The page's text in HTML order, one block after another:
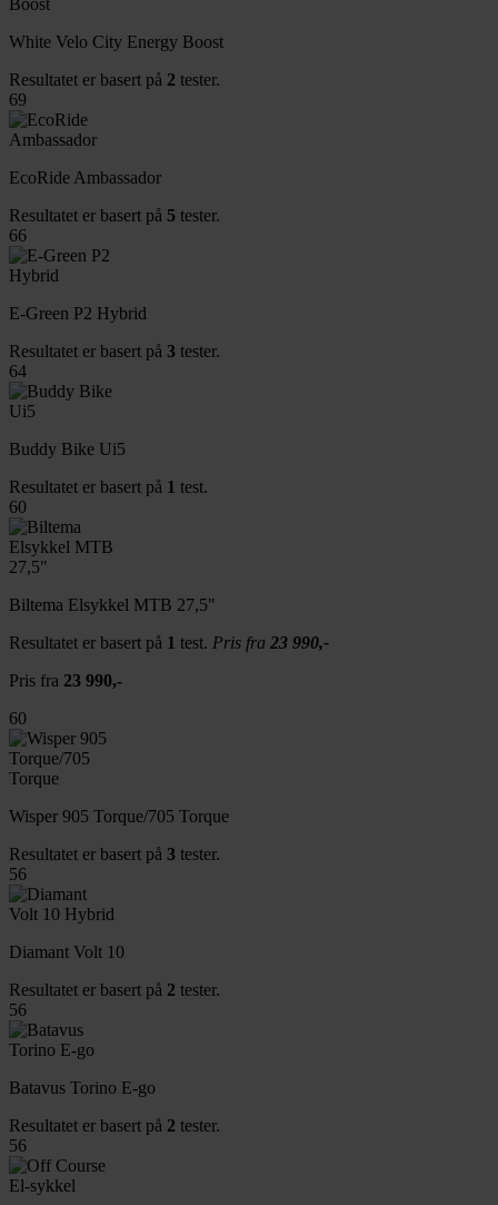
White Velo City Energy Boost
Resultatet er basert på 2 tester.
69
EcoRide Ambassador
Resultatet er basert på 5 tester.
66
E-Green P2 Hybrid
Resultatet er basert på 3 tester.
64
Buddy Bike Ui5
Resultatet er basert på 1 test.
60
Biltema Elsykkel MTB 27,5"
Resultatet er basert på 1 test. Pris fra 23 990,-
Pris fra 23 990,-
60
Wisper 905 Torque/705 Torque
Resultatet er basert på 3 tester.
56
Diamant Volt 10
Resultatet er basert på 2 tester.
56
Batavus Torino E-go
Resultatet er basert på 2 tester.
56